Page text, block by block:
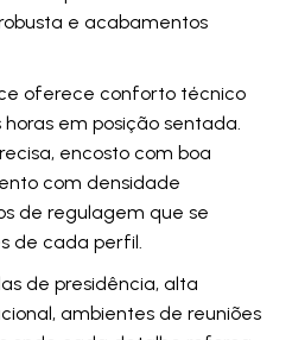
e acabamentos
oferece conforto técnico
em posição sentada.
encosto com boa
com densidade
de regulagem que se
de cada perfil.
de presidência, alta
ambientes de reuniões